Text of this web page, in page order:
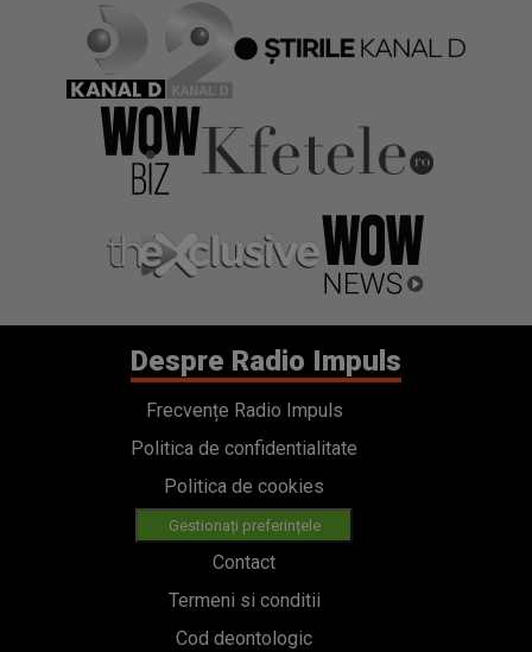
Despre Radio Impuls
Frecvențe Radio Impuls
Politica de confidentialitate
Politica de cookies
Gestionați preferințele
Contact
Termeni si conditii
Cod deontologic